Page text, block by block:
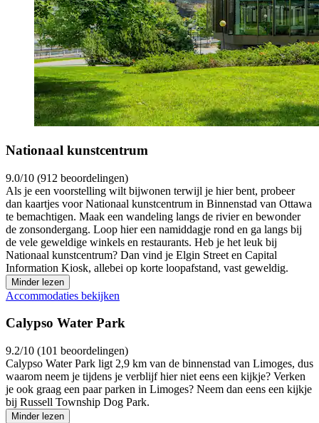
Nationaal kunstcentrum
9.0/10 (912 beoordelingen)
Als je een voorstelling wilt bijwonen terwijl je hier bent, probeer
dan kaartjes voor Nationaal kunstcentrum in Binnenstad van Ottawa
te bemachtigen. Maak een wandeling langs de rivier en bewonder
de zonsondergang. Loop hier een namiddagje rond en ga langs bij
de vele geweldige winkels en restaurants. Heb je het leuk bij
Nationaal kunstcentrum? Dan vind je Elgin Street en Capital
Information Kiosk, allebei op korte loopafstand, vast geweldig.
Minder lezen
Accommodaties bekijken
Calypso Water Park
9.2/10 (101 beoordelingen)
Calypso Water Park ligt 2,9 km van de binnenstad van Limoges, dus
waarom neem je tijdens je verblijf hier niet eens een kijkje? Verken
je ook graag een paar parken in Limoges? Neem dan eens een kijkje
bij Russell Township Dog Park.
Minder lezen